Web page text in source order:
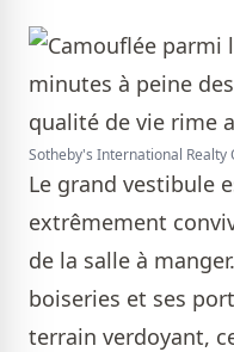
Sotheby's International Realty
Le grand vestibule
extrêmement
de la salle à
boiseries et ses
terrain verdoyant,